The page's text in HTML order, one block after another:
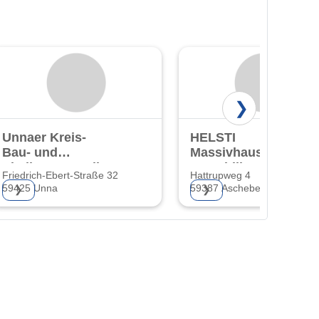
Unnaer Kreis-
Bau- und
Siedlungsgesellschaft
mbH
Friedrich-Ebert-Straße 32
59425 Unna
❯
HELSTI
Massivhaus- und
Immobilien GmbH
Hattrupweg 4
59387 Ascheberg
❯
❯